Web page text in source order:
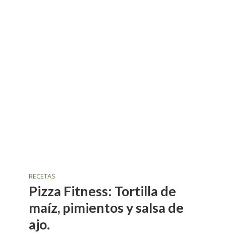
RECETAS
Pizza Fitness: Tortilla de
maíz, pimientos y salsa de
ajo.